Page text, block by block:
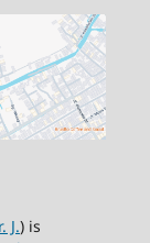
J.) is